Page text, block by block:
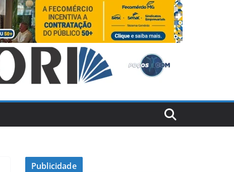
Publicidade